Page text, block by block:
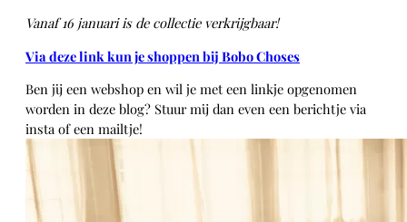
Vanaf 16 januari is de collectie verkrijgbaar!
Via deze link kun je shoppen bij Bobo Choses
Ben jij een webshop en wil je met een linkje opgenomen
worden in deze blog? Stuur mij dan even een berichtje via
insta of een mailtje!